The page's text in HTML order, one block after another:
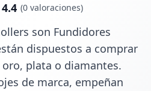
4.4 (0valoraciones)
son Fundidores
dispuestos a comprar
plata o diamantes.
de marca, empeñan